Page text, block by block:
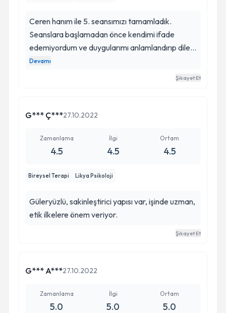
Ceren hanım ile 5. seansımızı tamamladık.
Seanslara başlamadan önce kendimi ifade
edemiyordum ve duygularımı anlamlandırıp dile
getiremiyordum. Ceren hanım her seans dile
getirdiğim süreçlere ilgiyle, özenle ve içtenlikle
Devamı
Şikayet Et
G*** Ç***27.10.2022
Zamanlama
4.5
İlgi
4.5
Ortam
4.5
Bireysel Terapi Likya Psikoloji
Güleryüzlü, sakinleştirici yapısı var, işinde uzman,
etik ilkelere önem veriyor.
Şikayet Et
G*** A***27.10.2022
Zamanlama
5.0
İlgi
5.0
Ortam
5.0